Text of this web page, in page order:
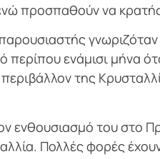
ενώ προσπαθούν να
γνωριζόταν
ενάμισι μήνα
της
ενθουσιασμό του στο
Πολλές φορές